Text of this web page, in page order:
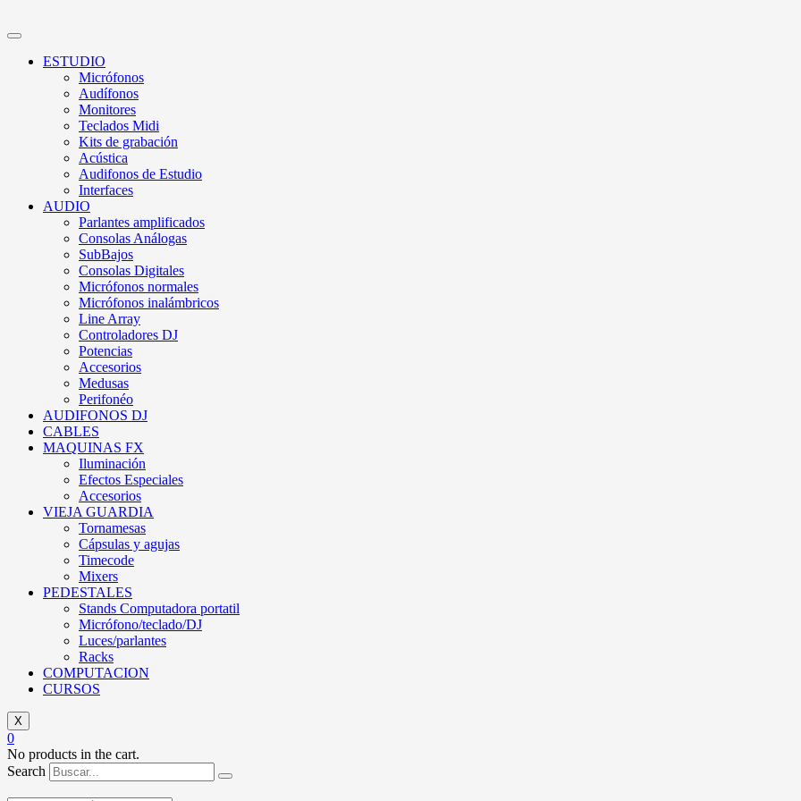
ESTUDIO
Micrófonos
Audífonos
Monitores
Teclados Midi
Kits de grabación
Acústica
Audifonos de Estudio
Interfaces
AUDIO
Parlantes amplificados
Consolas Análogas
SubBajos
Consolas Digitales
Micrófonos normales
Micrófonos inalámbricos
Line Array
Controladores DJ
Potencias
Accesorios
Medusas
Perifonéo
AUDIFONOS DJ
CABLES
MAQUINAS FX
Iluminación
Efectos Especiales
Accesorios
VIEJA GUARDIA
Tornamesas
Cápsulas y agujas
Timecode
Mixers
PEDESTALES
Stands Computadora portatil
Micrófono/teclado/DJ
Luces/parlantes
Racks
COMPUTACION
CURSOS
X
0
No products in the cart.
Search